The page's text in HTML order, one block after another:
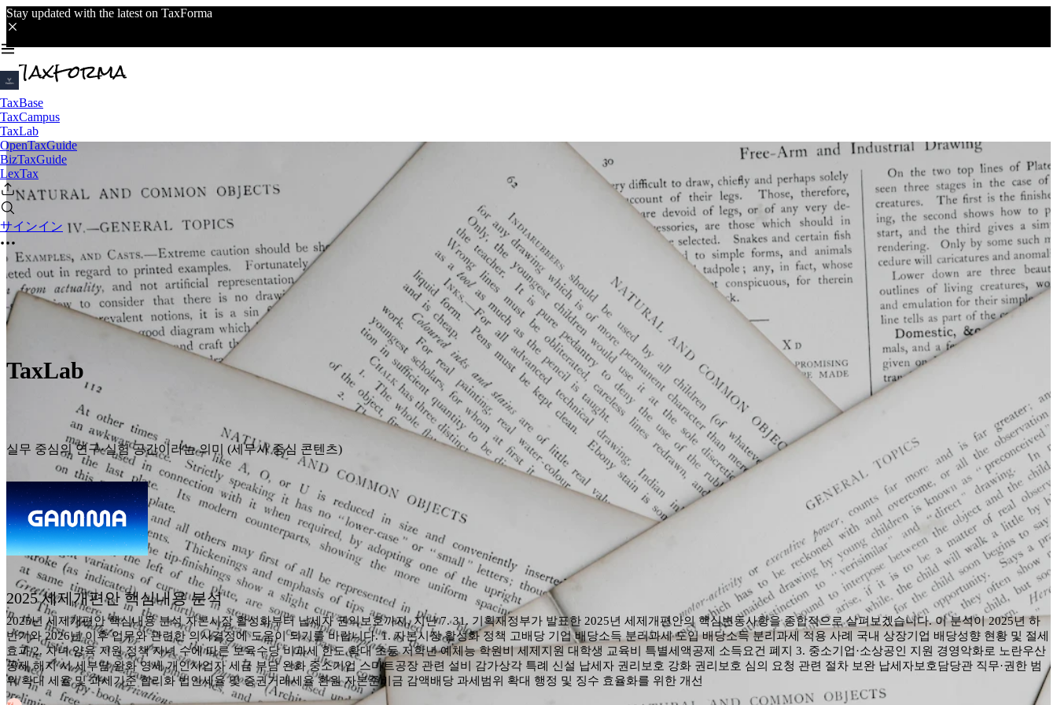
Stay updated with the latest on TaxForma
TaxBase
TaxCampus
TaxLab
OpenTaxGuide
BizTaxGuide
LexTax
サインイン
TaxLab
실무 중심의 연구·실험 공간이라는 의미 (세무사 중심 콘텐츠)
2025 세제개편안 핵심내용 분석
2025년 세제개편안 핵심내용 분석 자본시장 활성화부터 납세자 권익보호까지, 지난 7. 31. 기획재정부가 발표한 2025년 세제개편안의 핵심변동사항을 종합적으로 살펴보겠습니다. 이 분석이 2025년 하
반기와 2026년 이후 업무와 관련한 의사결정에 도움이 되기를 바랍니다. 1. 자본시장 활성화 정책 고배당 기업 배당소득 분리과세 도입 배당소득 분리과세 적용 사례 국내 상장기업 배당성향 현황 및 절세
효과 2. 자녀 양육 지원 정책 자녀 수에 따른 보육수당 비과세 한도 확대 초등 저학년 예체능 학원비 세제지원 대학생 교육비 특별세액공제 소득요건 폐지 3. 중소기업·소상공인 지원 경영악화로 노란우산
공제 해지 시 세부담 완화 영세 개인사업자 세금 부담 완화 중소기업 스마트공장 관련 설비 감가상각 특례 신설 납세자 권리보호 강화 권리보호 심의 요청 관련 절차 보완 납세자보호담당관 직무·권한 범
위 확대 세율 및 과세기준 합리화 법인세율 및 증권거래세율 환원 자본준비금 감액배당 과세범위 확대 행정 및 징수 효율화를 위한 개선